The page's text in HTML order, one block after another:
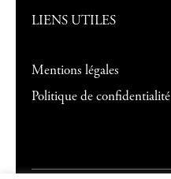
LIENS UTILES
Mentions légales
Politique de confidentialité